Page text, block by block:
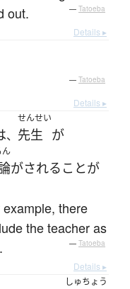
out.
— Tatoeba
Details ▸
— Tatoeba
Details ▸
、
せんせい
先生 が
ん
がされる ことが
there
the teacher as
— Tatoeba
Details ▸
しゅちょう